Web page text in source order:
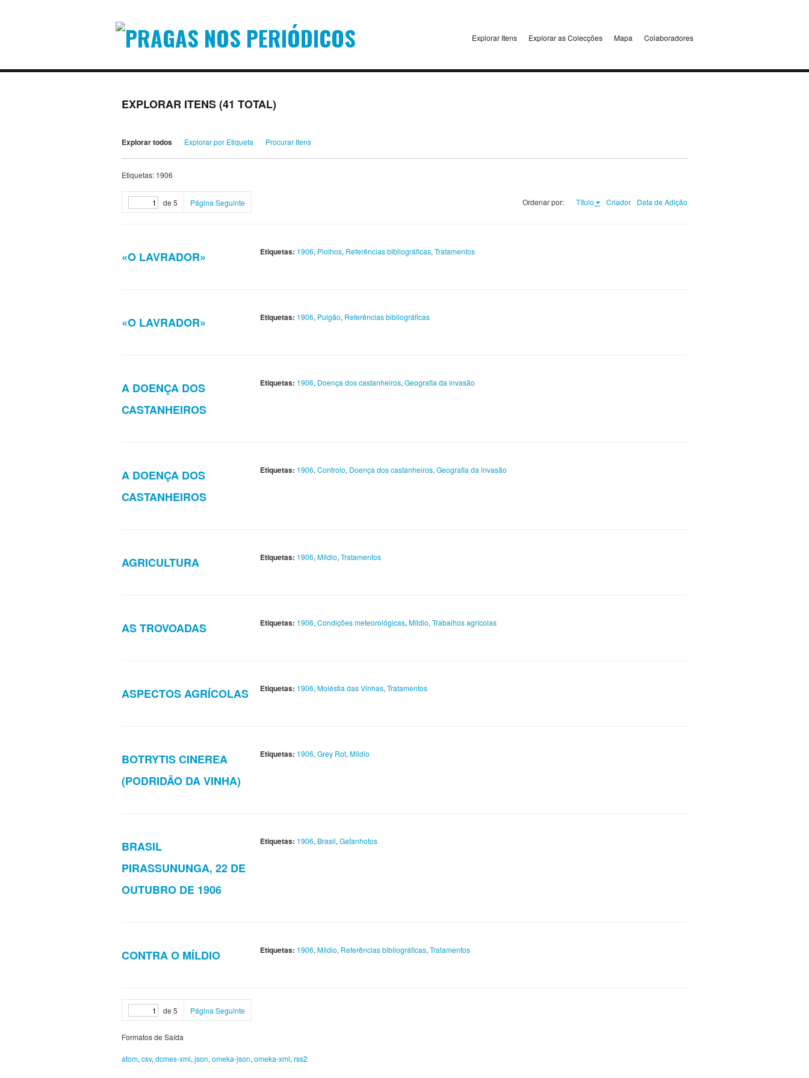
Explorar Itens Explorar as Colecções Mapa Colaboradores
EXPLORAR ITENS (41 TOTAL)
Explorar todos Explorar por Etiqueta Procurar Itens
Etiquetas: 1906
de 5 Página Seguinte Ordenar por: Título Criador Data de Adição
«O LAVRADOR» Etiquetas: 1906, Piolhos, Referências bibliográficas, Tratamentos
«O LAVRADOR» Etiquetas: 1906, Pulgão, Referências bibliográficas
A DOENÇA DOS
CASTANHEIROS
Etiquetas: 1906, Doença dos castanheiros, Geografia da invasão
A DOENÇA DOS
CASTANHEIROS
Etiquetas: 1906, Controlo, Doença dos castanheiros, Geografia da invasão
AGRICULTURA Etiquetas: 1906, Míldio, Tratamentos
AS TROVOADAS Etiquetas: 1906, Condições meteorológicas, Míldio, Trabalhos agrícolas
ASPECTOS AGRÍCOLAS Etiquetas: 1906, Moléstia das Vinhas, Tratamentos
BOTRYTIS CINEREA
(PODRIDÃO DA VINHA)
Etiquetas: 1906, Grey Rot, Míldio
BRASIL
PIRASSUNUNGA, 22 DE
OUTUBRO DE 1906
Etiquetas: 1906, Brasil, Gafanhotos
CONTRA O MÍLDIO Etiquetas: 1906, Míldio, Referências bibliográficas, Tratamentos
de 5 Página Seguinte
Formatos de Saída
atom, csv, dcmes-xml, json, omeka-json, omeka-xml, rss2